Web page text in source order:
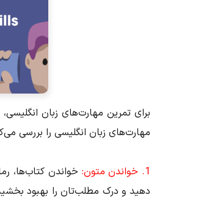
برای تمرین مهارت‌های زبان
مهارت‌های زبان انگلیسی را بررسی
1. خواندن متون: خواندن کتاب‌ها،
دهید و درک مطلب‌تان را بهبود